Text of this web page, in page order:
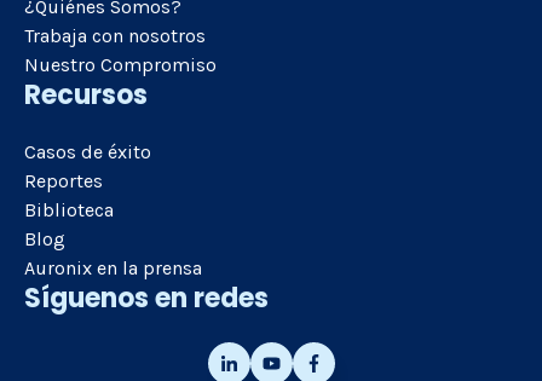
¿Quiénes Somos?
Trabaja con nosotros
Nuestro Compromiso
Recursos
Casos de éxito
Reportes
Biblioteca
Blog
Auronix en la prensa
Síguenos en redes